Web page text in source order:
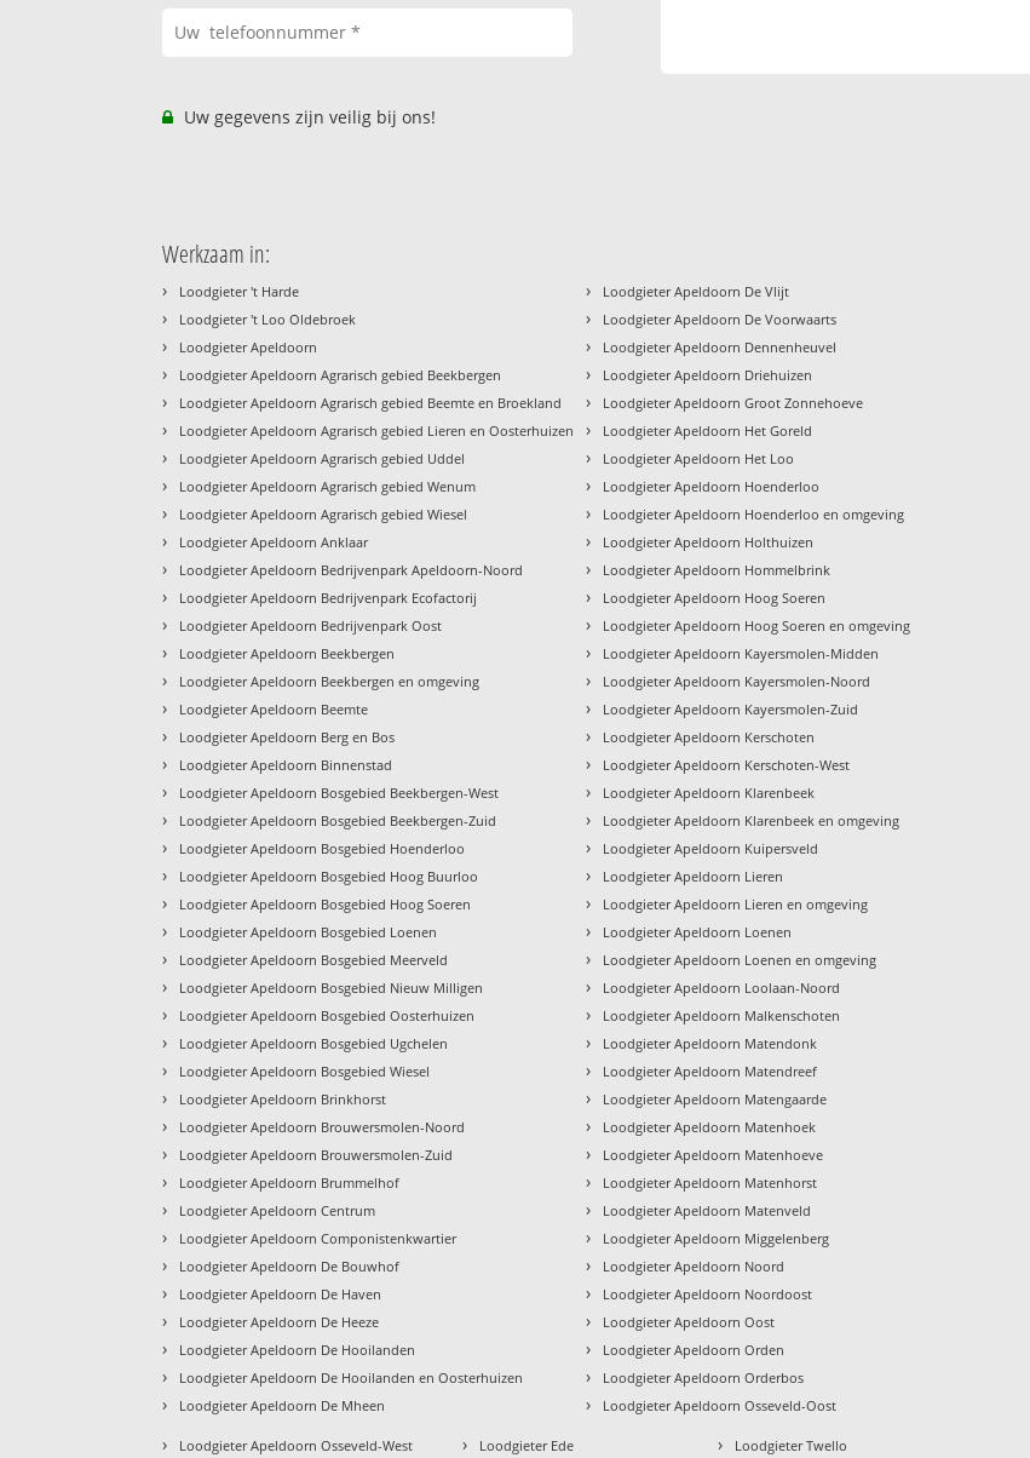
Uw gegevens zijn veilig bij ons!
Werkzaam in:
› Loodgieter 't Harde
› Loodgieter 't Loo Oldebroek
› Loodgieter Apeldoorn
› Loodgieter Apeldoorn Agrarisch gebied Beekbergen
› Loodgieter Apeldoorn Agrarisch gebied Beemte en Broekland
› Loodgieter Apeldoorn Agrarisch gebied Lieren en Oosterhuizen
› Loodgieter Apeldoorn Agrarisch gebied Uddel
› Loodgieter Apeldoorn Agrarisch gebied Wenum
› Loodgieter Apeldoorn Agrarisch gebied Wiesel
› Loodgieter Apeldoorn Anklaar
› Loodgieter Apeldoorn Bedrijvenpark Apeldoorn-Noord
› Loodgieter Apeldoorn Bedrijvenpark Ecofactorij
› Loodgieter Apeldoorn Bedrijvenpark Oost
› Loodgieter Apeldoorn Beekbergen
› Loodgieter Apeldoorn Beekbergen en omgeving
› Loodgieter Apeldoorn Beemte
› Loodgieter Apeldoorn Berg en Bos
› Loodgieter Apeldoorn Binnenstad
› Loodgieter Apeldoorn Bosgebied Beekbergen-West
› Loodgieter Apeldoorn Bosgebied Beekbergen-Zuid
› Loodgieter Apeldoorn Bosgebied Hoenderloo
› Loodgieter Apeldoorn Bosgebied Hoog Buurloo
› Loodgieter Apeldoorn Bosgebied Hoog Soeren
› Loodgieter Apeldoorn Bosgebied Loenen
› Loodgieter Apeldoorn Bosgebied Meerveld
› Loodgieter Apeldoorn Bosgebied Nieuw Milligen
› Loodgieter Apeldoorn Bosgebied Oosterhuizen
› Loodgieter Apeldoorn Bosgebied Ugchelen
› Loodgieter Apeldoorn Bosgebied Wiesel
› Loodgieter Apeldoorn Brinkhorst
› Loodgieter Apeldoorn Brouwersmolen-Noord
› Loodgieter Apeldoorn Brouwersmolen-Zuid
› Loodgieter Apeldoorn Brummelhof
› Loodgieter Apeldoorn Centrum
› Loodgieter Apeldoorn Componistenkwartier
› Loodgieter Apeldoorn De Bouwhof
› Loodgieter Apeldoorn De Haven
› Loodgieter Apeldoorn De Heeze
› Loodgieter Apeldoorn De Hooilanden
› Loodgieter Apeldoorn De Hooilanden en Oosterhuizen
› Loodgieter Apeldoorn De Mheen
› Loodgieter Apeldoorn De Vlijt
› Loodgieter Apeldoorn De Voorwaarts
› Loodgieter Apeldoorn Dennenheuvel
› Loodgieter Apeldoorn Driehuizen
› Loodgieter Apeldoorn Groot Zonnehoeve
› Loodgieter Apeldoorn Het Goreld
› Loodgieter Apeldoorn Het Loo
› Loodgieter Apeldoorn Hoenderloo
› Loodgieter Apeldoorn Hoenderloo en omgeving
› Loodgieter Apeldoorn Holthuizen
› Loodgieter Apeldoorn Hommelbrink
› Loodgieter Apeldoorn Hoog Soeren
› Loodgieter Apeldoorn Hoog Soeren en omgeving
› Loodgieter Apeldoorn Kayersmolen-Midden
› Loodgieter Apeldoorn Kayersmolen-Noord
› Loodgieter Apeldoorn Kayersmolen-Zuid
› Loodgieter Apeldoorn Kerschoten
› Loodgieter Apeldoorn Kerschoten-West
› Loodgieter Apeldoorn Klarenbeek
› Loodgieter Apeldoorn Klarenbeek en omgeving
› Loodgieter Apeldoorn Kuipersveld
› Loodgieter Apeldoorn Lieren
› Loodgieter Apeldoorn Lieren en omgeving
› Loodgieter Apeldoorn Loenen
› Loodgieter Apeldoorn Loenen en omgeving
› Loodgieter Apeldoorn Loolaan-Noord
› Loodgieter Apeldoorn Malkenschoten
› Loodgieter Apeldoorn Matendonk
› Loodgieter Apeldoorn Matendreef
› Loodgieter Apeldoorn Matengaarde
› Loodgieter Apeldoorn Matenhoek
› Loodgieter Apeldoorn Matenhoeve
› Loodgieter Apeldoorn Matenhorst
› Loodgieter Apeldoorn Matenveld
› Loodgieter Apeldoorn Miggelenberg
› Loodgieter Apeldoorn Noord
› Loodgieter Apeldoorn Noordoost
› Loodgieter Apeldoorn Oost
› Loodgieter Apeldoorn Orden
› Loodgieter Apeldoorn Orderbos
› Loodgieter Apeldoorn Osseveld-Oost
› Loodgieter Apeldoorn Osseveld-West › Loodgieter Ede › Loodgieter Twello